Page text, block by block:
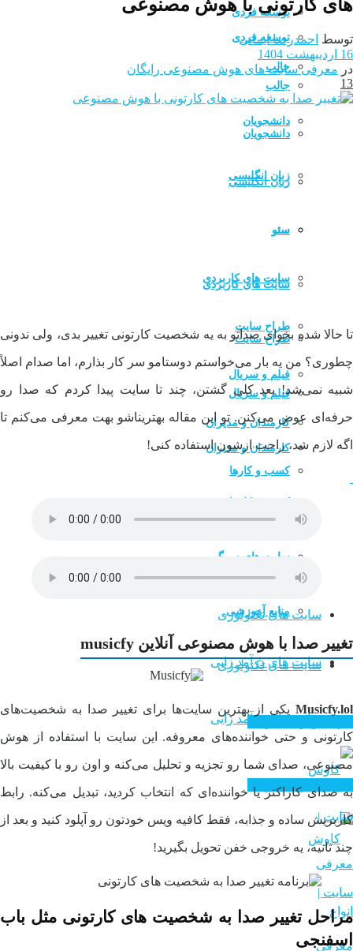
توسعه فردی
جالب
دانشجویان
زبان انگلیسی
سئو
سایت های کاربردی
طراح سایت
فیلم و سریال
کارمندان و مدیران
سایت های سرگرمی
منابع آموزشی
سایت های تکنولوژی
سایت های درآمد زایی
خرید هوش مصنوعی
توسعه فردی
جالب
دانشجویان
زبان انگلیسی
سئو
سایت های کاربردی
طراح سایت
فیلم و سریال
کارمندان و مدیران
کسب و کارها
سایت های سرگرمی
سایت های تکنولوژی
سایت های درآمد زایی
های کارتونی با هوش مصنوعی
توسط احمدرضا ایمانی
16 اردیبهشت 1404
در معرفی سایت های هوش مصنوعی رایگان
13
تا حالا شده بخوای صداتو به یه شخصیت کارتونی تغییر بدی، ولی ندونی
چطوری؟ من یه بار می‌خواستم دوستامو سر کار بذارم، اما صدام اصلاً
شبیه نمی‌شد! بعد کلی گشتن، چند تا سایت پیدا کردم که صدا رو
حرفه‌ای عوض می‌کنن. تو این مقاله بهتریناشو بهت معرفی می‌کنم تا
اگه لازم شد، راحت ازشون استفاده کنی!
تغییر صدا با هوش مصنوعی آنلاین musicfy
Musicfy.lol یکی از بهترین سایت‌ها برای تغییر صدا به شخصیت‌های
کارتونی و حتی خواننده‌های معروفه. این سایت با استفاده از هوش
مصنوعی، صدای شما رو تجزیه و تحلیل می‌کنه و اون رو با کیفیت بالا
به صدای کاراکتر یا خواننده‌ای که انتخاب کردید، تبدیل می‌کنه. رابط
کاربریش ساده و جذابه، فقط کافیه ویس خودتون رو آپلود کنید و بعد از
چند ثانیه، یه خروجی خفن تحویل بگیرید!
مراحل تغییر صدا به شخصیت های کارتونی مثل باب
اسفنجی